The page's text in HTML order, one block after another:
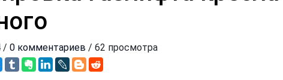
/ 0 комментариев / 62 просмотра